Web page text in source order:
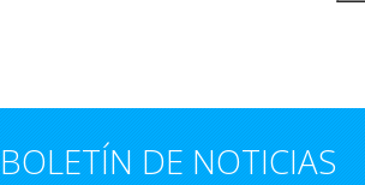
BOLETÍN DE NOTICIAS